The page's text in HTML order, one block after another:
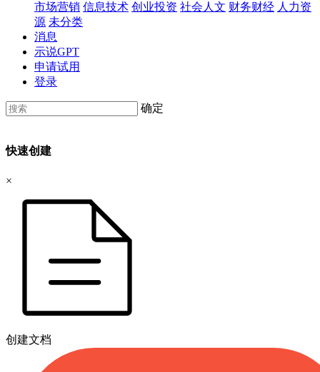
市场营销 信息技术 创业投资 社会人文 财务财经 人力资
源 未分类
消息
示说GPT
申请试用
登录
确定
快速创建
×
创建文档